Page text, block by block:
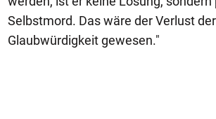
Selbstmord. Das wäre der Verlust der
Glaubwürdigkeit gewesen."